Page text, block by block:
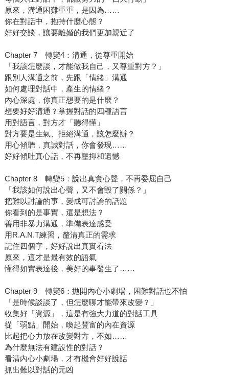
原來，溝通困難重重，是因為……
你在對話中，抱持什麼心態？
好好交談，讓要離婚的我們更加親近了
Chapter 7 轉變4：溝通，從尊重開始
「我該怎麼談，才能做我自己，又尊重對方？」
跟別人溝通之前，先跟「情緒」溝通
如何處理對話中，產生的情緒？
內心深處，你真正想要的是什麼？
想要好好溝通？掌握對話的四種語言
用對語言，對方才「聽得懂」
對方要是生氣、拒絕溝通，該怎麼辦？
用心傾聽，真誠對話，你會發現……
好好傾吐真心話，不再壓抑和遺憾
Chapter 8 轉變5：說出真實心聲，不再委屈自己
「我該如何說出心聲，又不會毀了關係？」
把難以討論的事，變成可討論的話題
你看到的是事實，還是想法？
善用非暴力溝通，準備表達感受
用R.A.N.T練習，釐清真正的需求
記住四個字，好好說出真實看法
原來，這才是最有效的語氣
懂得如實表達後，美好的事發生了……
Chapter 9 轉變6：拋開內心小劇場，困難對話也不怕
「是時候談談了，但怎麼聊才能帶來改變？」
收集好「資源」，這是有強大力道的對話工具
從「弱點」開始，喚起豐富的內在資源
比起把心力放在改變對方，不如……
為什麼無法有建設性的對話？
看清內心小劇場，才有機會好好說話
抓出難以對話的元凶